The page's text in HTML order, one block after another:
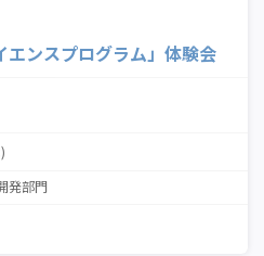
エンスプログラム」体験会
発部門